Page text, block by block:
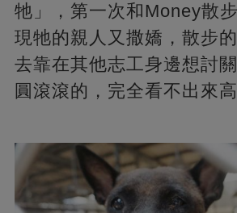
牠」，第一次和Money散
現牠的親人又撒嬌，散步
去靠在其他志工身邊想討
圓滾滾的，完全看不出來高